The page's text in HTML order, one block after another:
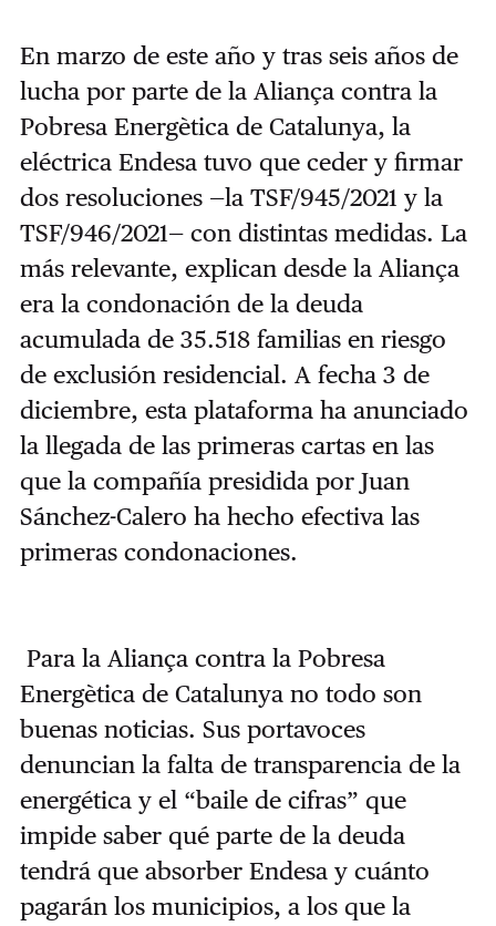
En marzo de este año y tras seis años de
lucha por parte de la Aliança contra la
Pobresa Energètica de Catalunya, la
eléctrica Endesa tuvo que ceder y firmar
dos resoluciones —la TSF/945/2021 y la
TSF/946/2021— con distintas medidas. La
más relevante, explican desde la Aliança
era la condonación de la deuda
acumulada de 35.518 familias en riesgo
de exclusión residencial. A fecha 3 de
diciembre, esta plataforma ha anunciado
la llegada de las primeras cartas en las
que la compañía presidida por Juan
Sánchez-Calero ha hecho efectiva las
primeras condonaciones.
Para la Aliança contra la Pobresa
Energètica de Catalunya no todo son
buenas noticias. Sus portavoces
denuncian la falta de transparencia de la
energética y el “baile de cifras” que
impide saber qué parte de la deuda
tendrá que absorber Endesa y cuánto
pagarán los municipios, a los que la